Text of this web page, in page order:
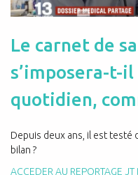
Le carnet de
s’imposera-t-
quotidien,
Depuis deux ans, il est testé
bilan ?
ACCEDER AU REPORTAGE